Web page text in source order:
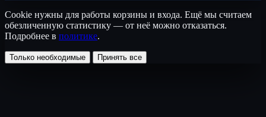
Cookie нужны для работы корзины и входа. Ещё мы считаем
обезличенную статистику — от неё можно отказаться.
Подробнее в политике.
Только необходимые Принять все